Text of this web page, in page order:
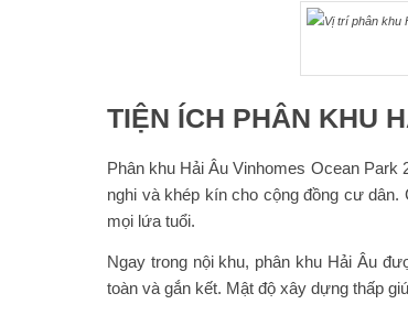
TIỆN ÍCH PHÂN KHU
Phân khu Hải Âu Vinhomes Ocean
nghi và khép kín cho cộng đồng cư
mọi lứa tuổi.
Ngay trong nội khu, phân khu Hải Âu
toàn và gắn kết. Mật độ xây dựng thấp